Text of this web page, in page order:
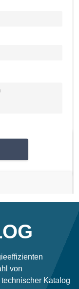
von
Katalog